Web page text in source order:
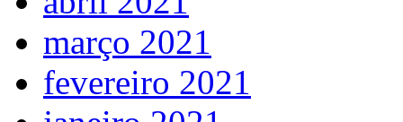
março 2021
fevereiro 2021